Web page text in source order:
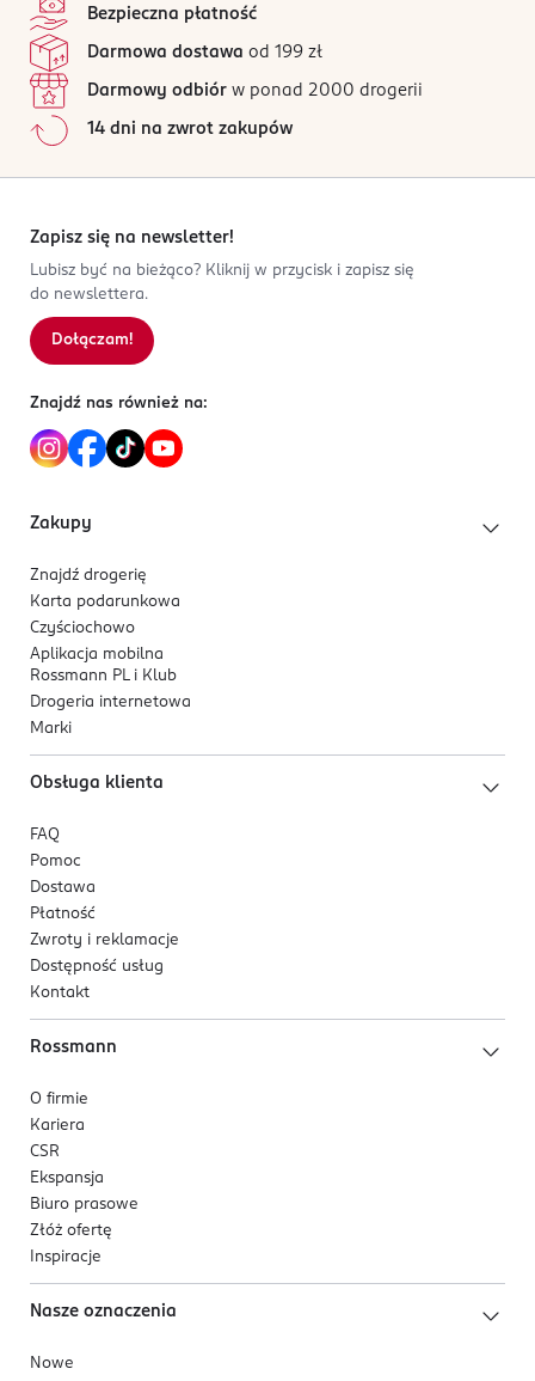
Bezpieczna płatność
Darmowa dostawa od 199 zł
Darmowy odbiór w ponad 2000 drogerii
14 dni na zwrot zakupów
Zapisz się na newsletter!
Lubisz być na bieżąco? Kliknij w przycisk i zapisz się
do newslettera.
Dołączam!
Znajdź nas również na:
Zakupy
Znajdź drogerię
Karta podarunkowa
Czyściochowo
Aplikacja mobilna
Rossmann PL i Klub
Drogeria internetowa
Marki
Obsługa klienta
FAQ
Pomoc
Dostawa
Płatność
Zwroty i reklamacje
Dostępność usług
Kontakt
Rossmann
O firmie
Kariera
CSR
Ekspansja
Biuro prasowe
Złóż ofertę
Inspiracje
Nasze oznaczenia
Nowe